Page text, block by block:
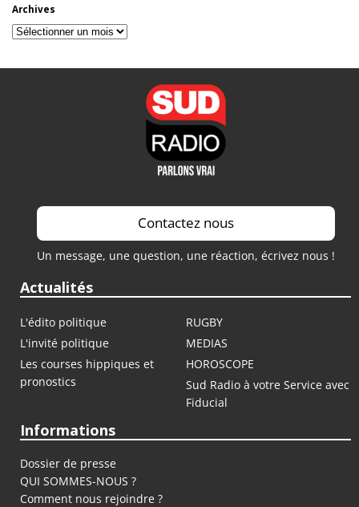
Archives
Archives
Contactez nous
Un message, une question, une réaction, écrivez nous !
Actualités
L'édito politique
RUGBY
L'invité politique
MEDIAS
Les courses hippiques et
pronostics
HOROSCOPE
Sud Radio à votre Service avec
Fiducial
Informations
Dossier de presse
QUI SOMMES-NOUS ?
Comment nous rejoindre ?